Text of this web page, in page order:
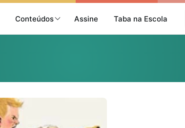
Conteúdos Assine Taba na Escola